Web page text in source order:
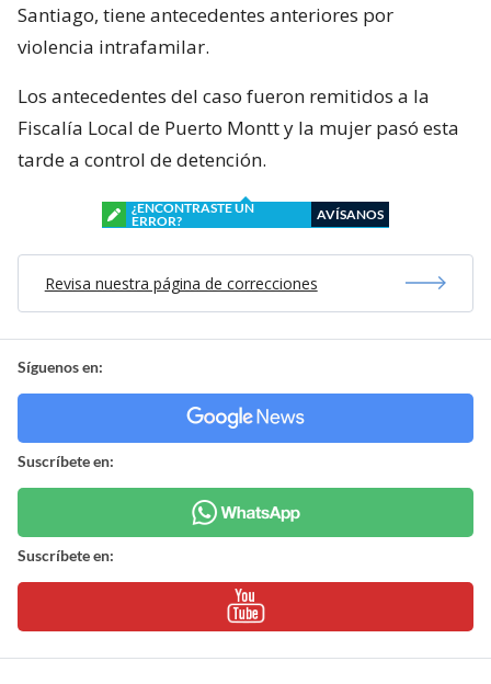
Santiago, tiene antecedentes anteriores por
violencia intrafamilar.
Los antecedentes del caso fueron remitidos a la
Fiscalía Local de Puerto Montt y la mujer pasó esta
tarde a control de detención.
¿ENCONTRASTE UN
ERROR?
AVÍSANOS
Revisa nuestra página de correcciones
Síguenos en:
Suscríbete en:
Suscríbete en: